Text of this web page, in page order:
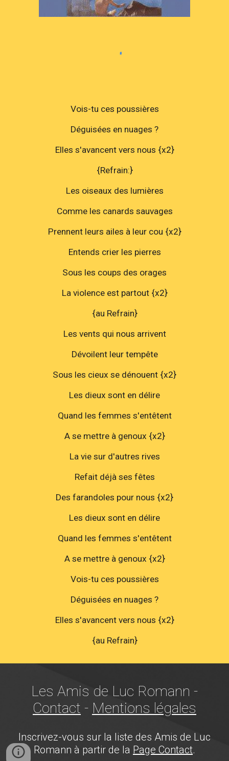
Vois-tu ces poussières
Déguisées en nuages ?
Elles s'avancent vers nous {x2}
{Refrain:}
Les oiseaux des lumières
Comme les canards sauvages
Prennent leurs ailes à leur cou {x2}
Entends crier les pierres
Sous les coups des orages
La violence est partout {x2}
{au Refrain}
Les vents qui nous arrivent
Dévoilent leur tempête
Sous les cieux se dénouent {x2}
Les dieux sont en délire
Quand les femmes s'entêtent
A se mettre à genoux {x2}
La vie sur d'autres rives
Refait déjà ses fêtes
Des farandoles pour nous {x2}
Les dieux sont en délire
Quand les femmes s'entêtent
A se mettre à genoux {x2}
Vois-tu ces poussières
Déguisées en nuages ?
Elles s'avancent vers nous {x2}
{au Refrain}
Les Amis de Luc Romann -
Contact - Mentions légales
Inscrivez-vous sur la liste des Amis de Luc
Romann à partir de la Page Contact.